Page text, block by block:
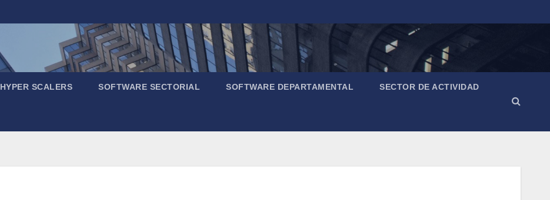
HYPER SCALERS SOFTWARE SECTORIAL SOFTWARE DEPARTAMENTAL SECTOR DE ACTIVIDAD